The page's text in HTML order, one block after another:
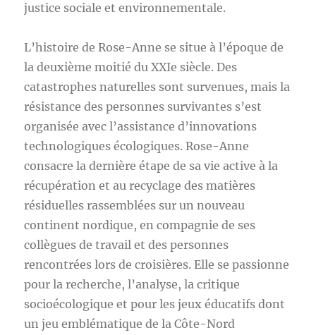
justice sociale et environnementale.
L’histoire de Rose-Anne se situe à l’époque de
la deuxième moitié du XXIe siècle. Des
catastrophes naturelles sont survenues, mais la
résistance des personnes survivantes s’est
organisée avec l’assistance d’innovations
technologiques écologiques. Rose-Anne
consacre la dernière étape de sa vie active à la
récupération et au recyclage des matières
résiduelles rassemblées sur un nouveau
continent nordique, en compagnie de ses
collègues de travail et des personnes
rencontrées lors de croisières. Elle se passionne
pour la recherche, l’analyse, la critique
socioécologique et pour les jeux éducatifs dont
un jeu emblématique de la Côte-Nord